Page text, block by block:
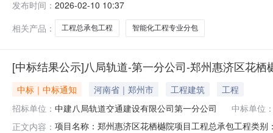
更新市政道路项目工程总承包(EPC)工程项目文富路智
发布时间： 2026-02-10 10:37
相关产品：
工程总承包工程 智能化工程专业分包
[中标结果公示]八局轨道-第一分公司-郑州惠济区花
中标｜中标通知 河南省｜郑州市 工程建筑
工程
招标单位： 中建八局轨道交通建设有限公司第一分公司
中标单位
正文内容： 项目名称：郑州惠济区花栖樾院项目工程总承包工程类